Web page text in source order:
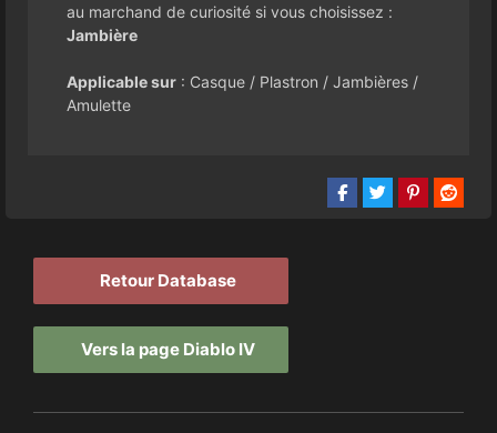
au marchand de curiosité si vous choisissez :
Jambière
Applicable sur : Casque / Plastron / Jambières /
Amulette
Retour Database
Vers la page Diablo IV